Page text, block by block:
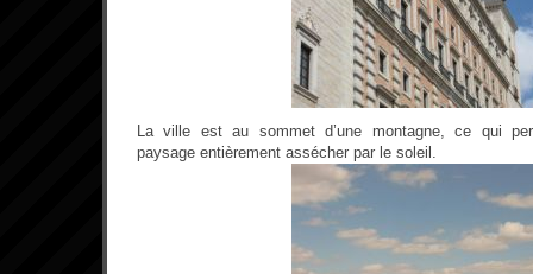
La ville est au sommet d’une montagne, ce qui
paysage entièrement assécher par le soleil.